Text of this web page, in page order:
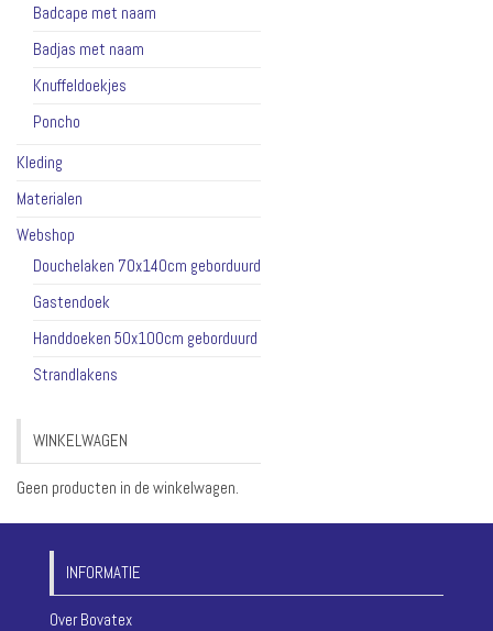
Badcape met naam
Badjas met naam
Knuffeldoekjes
Poncho
Kleding
Materialen
Webshop
Douchelaken 70x140cm geborduurd
Gastendoek
Handdoeken 50x100cm geborduurd
Strandlakens
WINKELWAGEN
Geen producten in de winkelwagen.
INFORMATIE
Over Bovatex